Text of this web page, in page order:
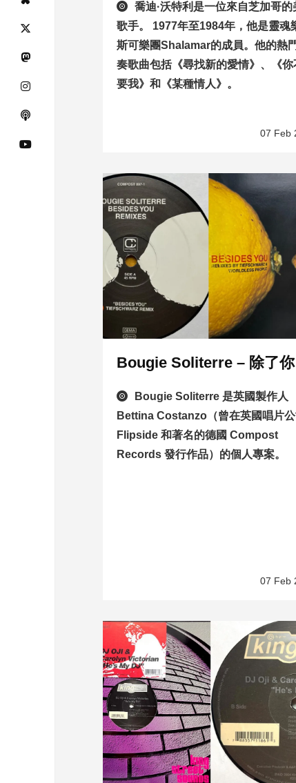
喬迪·沃特利是一位來自芝加哥的
歌手。 1977年至1984年，他是靈魂
斯可樂團Shalamar的成員。他的熱
奏歌曲包括《尋找新的愛情》、《你
要我》和《某種情人》。
07 Feb
Bougie Soliterre – 除了你
Bougie Soliterre 是英國製作人
Bettina Costanzo（曾在英國唱片公
Flipside 和著名的德國 Compost
Records 發行作品）的個人專案。
07 Feb